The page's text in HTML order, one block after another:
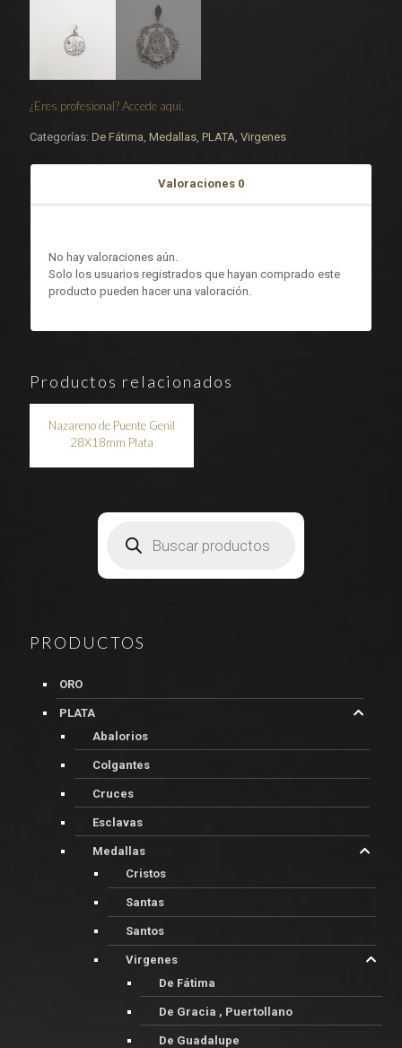
¿Eres profesional? Accede aqui.
Categorías: De Fátima Medallas PLATA Virgenes
Valoraciones 0
No hay valoraciones aún.
Solo los usuarios registrados que hayan comprado este
producto pueden hacer una valoración.
Productos relacionados
Nazareno de Puente Genil
28X18mm Plata
PRODUCTOS
ORO
PLATA
Abalorios
Colgantes
Cruces
Esclavas
Medallas
Cristos
Santas
Santos
Virgenes
De Fátima
De Gracia , Puertollano
De Guadalupe